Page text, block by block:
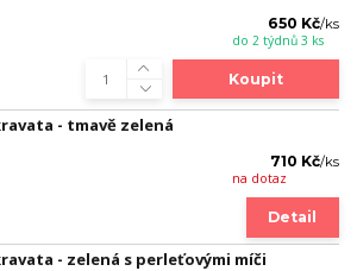
650 Kč/ks
do 2 týdnů 3 ks
Koupit
- tmavě zelená
710 Kč/ks
na dotaz
Detail
- zelená s perleťovými míči